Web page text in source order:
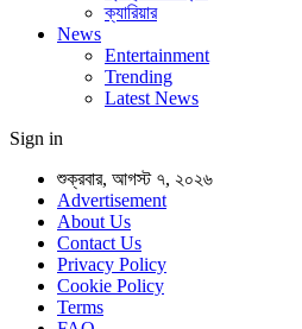
ক্যারিয়ার
News
Entertainment
Trending
Latest News
Sign in
শুক্রবার, আগস্ট ৭, ২০২৬
Advertisement
About Us
Contact Us
Privacy Policy
Cookie Policy
Terms